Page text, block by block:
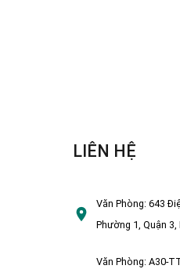
LIÊN HỆ
Văn Phòng:643
Phường 1, Quận 3,
Văn Phòng:A30-